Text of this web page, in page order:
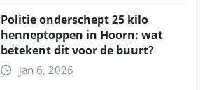
Politie onderschept 25 kilo
henneptoppen in Hoorn: wat
betekent dit voor de buurt?
jan 6, 2026